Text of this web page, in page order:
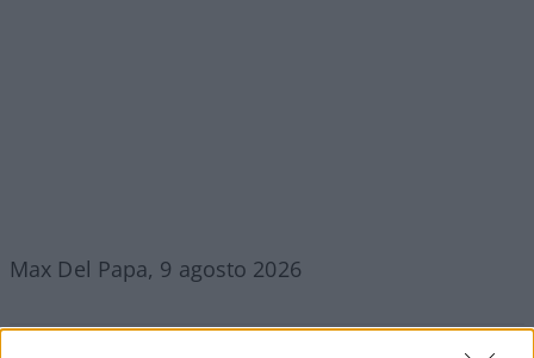
Max Del Papa, 9 agosto 2026